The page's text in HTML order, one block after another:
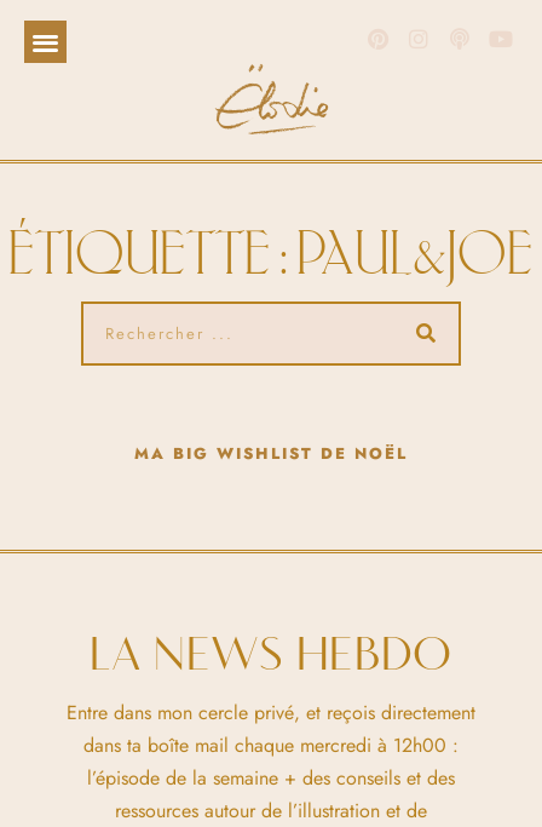
ÉTIQUETTE : PAUL&JOE
MA BIG WISHLIST DE NOËL
LA NEWS HEBDO
Entre dans mon cercle privé, et reçois directement
dans ta boîte mail chaque mercredi à 12h00 :
l’épisode de la semaine + des conseils et des
ressources autour de l’illustration et de